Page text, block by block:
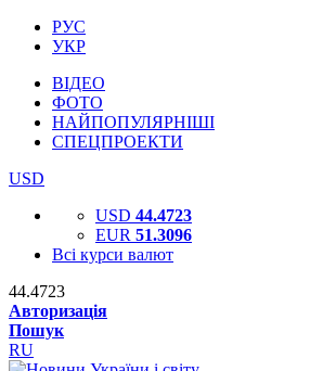
РУС
УКР
ВІДЕО
ФОТО
НАЙПОПУЛЯРНІШІ
СПЕЦПРОЕКТИ
USD
USD 44.4723
EUR 51.3096
Всі курси валют
44.4723
Авторизація
Пошук
RU